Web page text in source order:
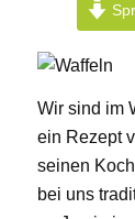
Wir sind im
ein Rezept
seinen
bei uns